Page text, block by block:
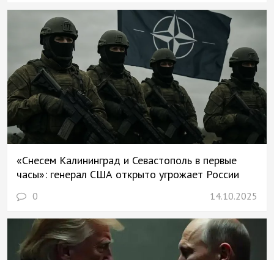
«Снесем Калининград и Севастополь в первые
часы»: генерал США открыто угрожает России
0 14.10.2025